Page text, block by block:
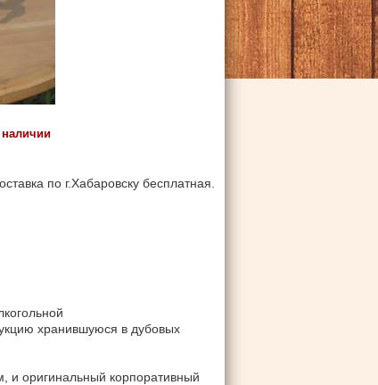
по г.Хабаровску бесплатная.
хранившуюся в дубовых
и оригинальный корпоративный